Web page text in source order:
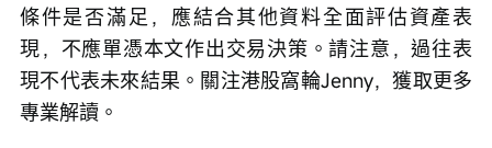
條件是否滿足，應結合其他資料全面評估資產表
現，不應單憑本文作出交易決策。請注意，過往表
現不代表未來結果。關注港股窩輪Jenny，獲取更多
專業解讀。